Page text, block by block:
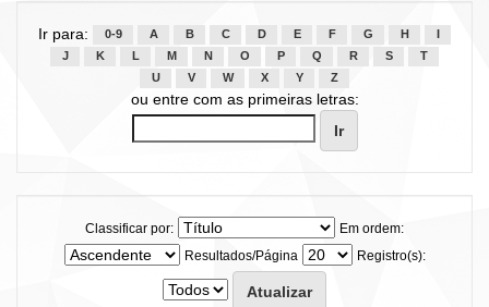
Ir para: 0-9 A B C D E F G H
J
K L M N O P Q R S
T
U
V W X Y Z
ou entre com as primeiras letras:
Classificar por:
Em ordem:
Resultados/Página
Registro(s):